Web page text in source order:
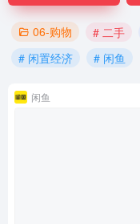
06-购物 # 二手
# 闲置经济
# 闲鱼
闲鱼